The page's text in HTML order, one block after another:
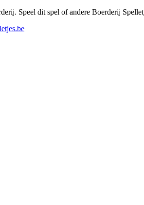
Speel dit spel of andere Boerderij